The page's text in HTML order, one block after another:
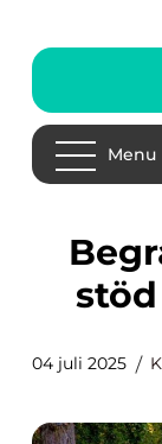
Menu
Begravningsbyrå: Ett
04 juli 2025